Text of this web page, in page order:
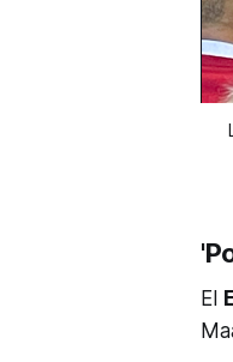
El